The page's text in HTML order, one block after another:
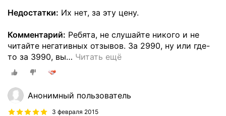
Недостатки: Их нет, за эту цену.
Комментарий: Ребята, не слушайте никого и не
читайте негативных отзывов. За 2990, ну или где-
то за 3990, вы… Читать ещё
Анонимный пользователь
3 февраля 2015